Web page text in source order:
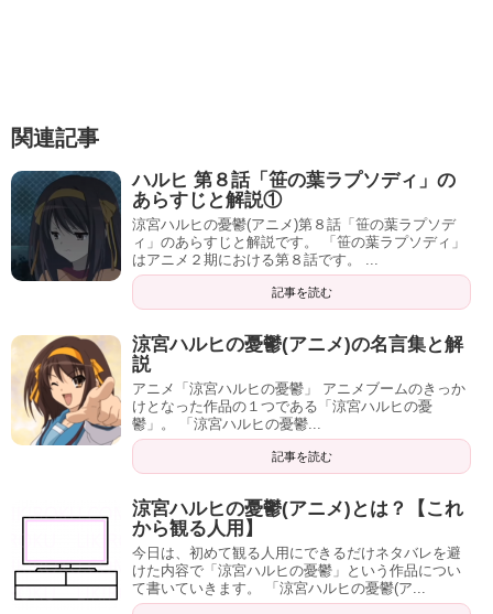
関連記事
ハルヒ 第８話「笹の葉ラプソディ」の
あらすじと解説①
涼宮ハルヒの憂鬱(アニメ)第８話「笹の葉ラプソデ
ィ」のあらすじと解説です。 「笹の葉ラプソディ」
はアニメ２期における第８話です。 ...
記事を読む
涼宮ハルヒの憂鬱(アニメ)の名言集と解
説
アニメ「涼宮ハルヒの憂鬱」 アニメブームのきっか
けとなった作品の１つである「涼宮ハルヒの憂
鬱」。 「涼宮ハルヒの憂鬱...
記事を読む
涼宮ハルヒの憂鬱(アニメ)とは？【これ
から観る人用】
今日は、初めて観る人用にできるだけネタバレを避
けた内容で「涼宮ハルヒの憂鬱」という作品につい
て書いていきます。 「涼宮ハルヒの憂鬱(ア...